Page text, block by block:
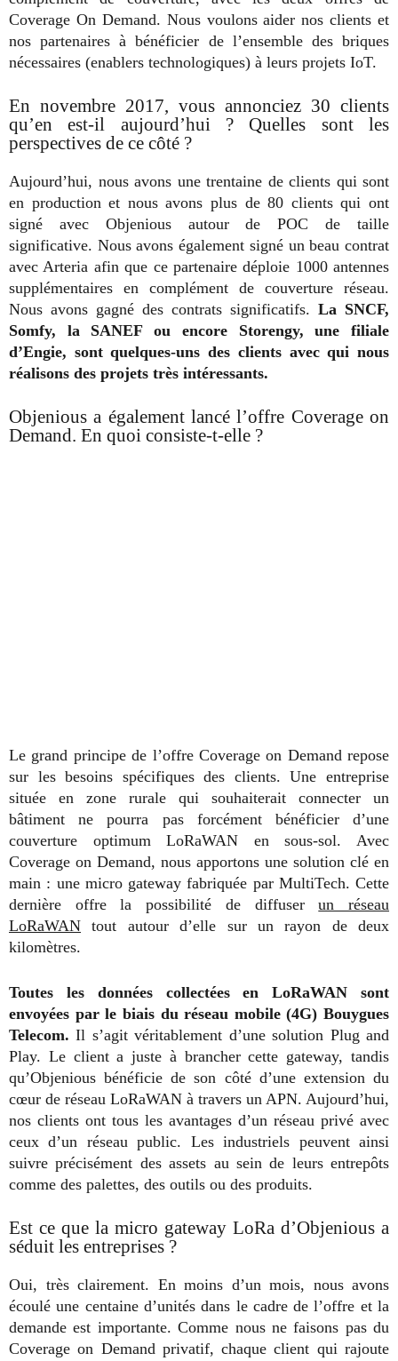
Coverage On Demand. Nous voulons aider nos clients et
nos partenaires à bénéficier de l’ensemble des briques
nécessaires (enablers technologiques) à leurs projets IoT.
En novembre 2017, vous annonciez 30 clients
qu’en est-il aujourd’hui ? Quelles sont les
perspectives de ce côté ?
Aujourd’hui, nous avons une trentaine de clients qui sont
en production et nous avons plus de 80 clients qui ont
signé avec Objenious autour de POC de taille
significative. Nous avons également signé un beau contrat
avec Arteria afin que ce partenaire déploie 1000 antennes
supplémentaires en complément de couverture réseau.
Nous avons gagné des contrats significatifs. La SNCF,
Somfy, la SANEF ou encore Storengy, une filiale
d’Engie, sont quelques-uns des clients avec qui nous
réalisons des projets très intéressants.
Objenious a également lancé l’offre Coverage on
Demand. En quoi consiste-t-elle ?
Le grand principe de l’offre Coverage on Demand repose
sur les besoins spécifiques des clients. Une entreprise
située en zone rurale qui souhaiterait connecter un
bâtiment ne pourra pas forcément bénéficier d’une
couverture optimum LoRaWAN en sous-sol. Avec
Coverage on Demand, nous apportons une solution clé en
main : une micro gateway fabriquée par MultiTech. Cette
dernière offre la possibilité de diffuserun réseau
LoRaWAN tout autour d’elle sur un rayon de deux
kilomètres.
Toutes les données collectées en LoRaWAN sont
envoyées par le biais du réseau mobile (4G) Bouygues
Telecom. Il s’agit véritablement d’une solution Plug and
Play. Le client a juste à brancher cette gateway, tandis
qu’Objenious bénéficie de son côté d’une extension du
cœur de réseau LoRaWAN à travers un APN. Aujourd’hui,
nos clients ont tous les avantages d’un réseau privé avec
ceux d’un réseau public. Les industriels peuvent ainsi
suivre précisément des assets au sein de leurs entrepôts
comme des palettes, des outils ou des produits.
Est ce que la micro gateway LoRa d’Objenious a
séduit les entreprises ?
Oui, très clairement. En moins d’un mois, nous avons
écoulé une centaine d’unités dans le cadre de l’offre et la
demande est importante. Comme nous ne faisons pas du
Coverage on Demand privatif, chaque client qui rajoute